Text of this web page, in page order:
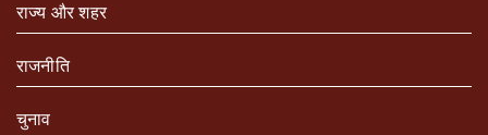
राज्य और शहर
राजनीति
चुनाव